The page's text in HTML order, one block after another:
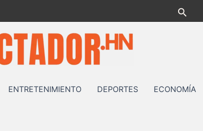
Buscar
ENTRETENIMIENTO DEPORTES ECONOMÍA